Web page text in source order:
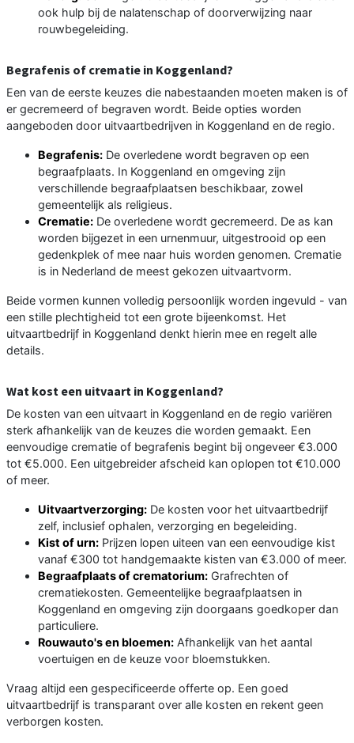
ook hulp bij de nalatenschap of doorverwijzing naar
rouwbegeleiding.
Begrafenis of crematie in Koggenland?
Een van de eerste keuzes die nabestaanden moeten maken is of
er gecremeerd of begraven wordt. Beide opties worden
aangeboden door uitvaartbedrijven in Koggenland en de regio.
Begrafenis: De overledene wordt begraven op een
begraafplaats. In Koggenland en omgeving zijn
verschillende begraafplaatsen beschikbaar, zowel
gemeentelijk als religieus.
Crematie: De overledene wordt gecremeerd. De as kan
worden bijgezet in een urnenmuur, uitgestrooid op een
gedenkplek of mee naar huis worden genomen. Crematie
is in Nederland de meest gekozen uitvaartvorm.
Beide vormen kunnen volledig persoonlijk worden ingevuld - van
een stille plechtigheid tot een grote bijeenkomst. Het
uitvaartbedrijf in Koggenland denkt hierin mee en regelt alle
details.
Wat kost een uitvaart in Koggenland?
De kosten van een uitvaart in Koggenland en de regio variëren
sterk afhankelijk van de keuzes die worden gemaakt. Een
eenvoudige crematie of begrafenis begint bij ongeveer €3.000
tot €5.000. Een uitgebreider afscheid kan oplopen tot €10.000
of meer.
Uitvaartverzorging: De kosten voor het uitvaartbedrijf
zelf, inclusief ophalen, verzorging en begeleiding.
Kist of urn: Prijzen lopen uiteen van een eenvoudige kist
vanaf €300 tot handgemaakte kisten van €3.000 of meer.
Begraafplaats of crematorium: Grafrechten of
crematiekosten. Gemeentelijke begraafplaatsen in
Koggenland en omgeving zijn doorgaans goedkoper dan
particuliere.
Rouwauto's en bloemen: Afhankelijk van het aantal
voertuigen en de keuze voor bloemstukken.
Vraag altijd een gespecificeerde offerte op. Een goed
uitvaartbedrijf is transparant over alle kosten en rekent geen
verborgen kosten.